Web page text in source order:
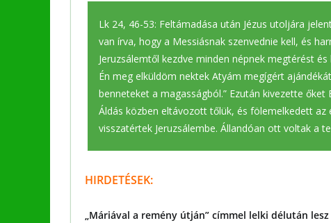
Lk 24, 46-53: Feltámadása után Jézus utoljára
van írva, hogy a Messiásnak szenvednie kell, és
Jeruzsálemtől kezdve minden népnek megtérést
Én meg elküldöm nektek Atyám megígért
benneteket a magasságból.” Ezután kivezette
Áldás közben eltávozott tőlük, és fölemelkedett
visszatértek Jeruzsálembe. Állandóan ott voltak a
HIRDETÉSEK:
„Máriával a remény útján” címmel lelki délután